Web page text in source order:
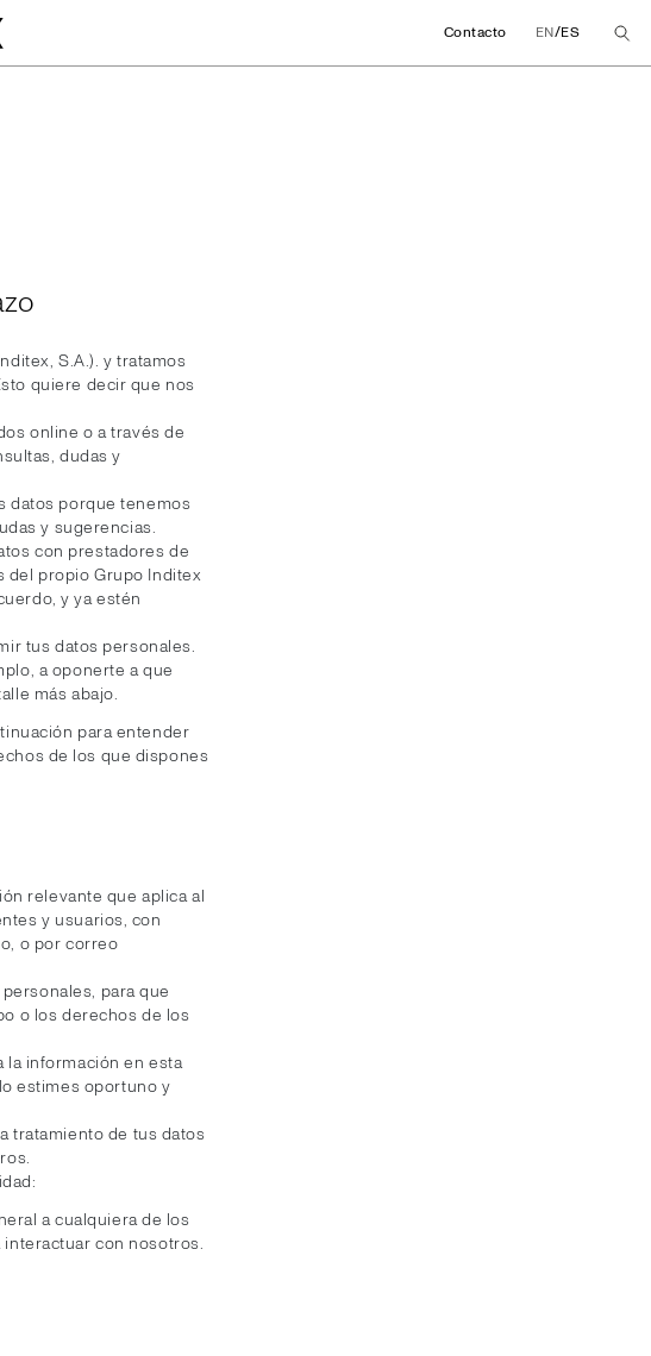
Contacto EN/ES
S.A.). y tratamos
quiere decir que nos
online o a través de
dudas y
datos porque tenemos
y sugerencias.
con prestadores de
del propio Grupo Inditex
y ya estén
tus datos personales.
a oponerte a que
más abajo.
para entender
de los que dispones
relevante que aplica al
y usuarios, con
o por correo
para que
o los derechos de los
la información en esta
estimes oportuno y
tratamiento de tus datos
a cualquiera de los
con nosotros.